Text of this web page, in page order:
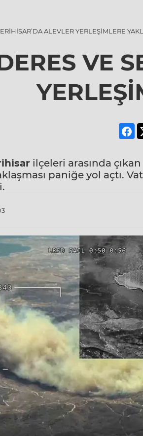
ALEVLER YERLEŞİMLERE
VE
ilçeleri arasında
paniğe yol açtı.